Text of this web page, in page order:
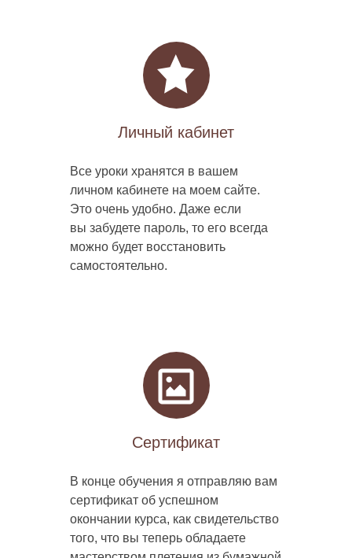
Личный кабинет
Все уроки хранятся в вашем
личном кабинете на моем сайте.
Это очень удобно. Даже если
вы забудете пароль, то его всегда
можно будет восстановить
самостоятельно.
Сертификат
В конце обучения я отправляю вам
сертификат об успешном
окончании курса, как свидетельство
того, что вы теперь обладаете